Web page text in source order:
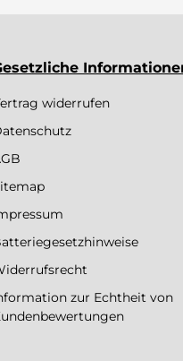
widerrufen
zur Echtheit von